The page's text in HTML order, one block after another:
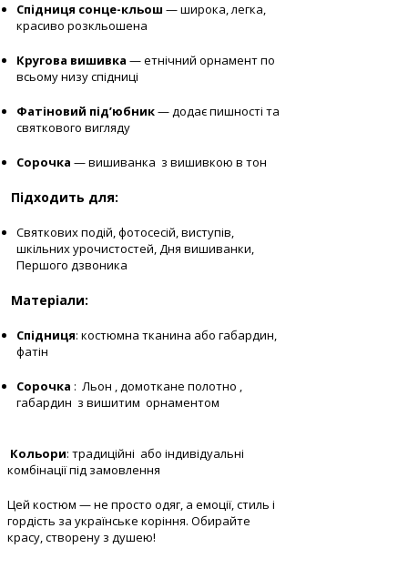
Спідниця сонце-кльош — широка, легка,
красиво розкльошена
Кругова вишивка — етнічний орнамент по
всьому низу спідниці
Фатіновий під’юбник— додає пишності та
святкового вигляду
Сорочка — вишиванка з вишивкою в тон
Підходить для:
Святкових подій, фотосесій, виступів,
шкільних урочистостей, Дня вишиванки,
Першого дзвоника
Матеріали:
Спідниця: костюмна тканина або габардин,
фатін
Сорочка : Льон , домоткане полотно ,
габардин з вишитим орнаментом
Кольори: традиційні або індивідуальні
комбінації під замовлення
Цей костюм — не просто одяг, а емоції, стиль і
гордість за українське коріння. Обирайте
красу, створену з душею!